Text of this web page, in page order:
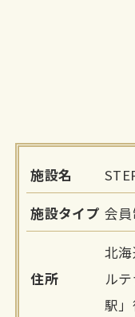
施設名
施設タイプ 会員
住所
北
ル
駅」